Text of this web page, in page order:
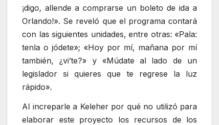
¡digo, allende a comprarse un boleto de ida a
Orlando!». Se reveló que el programa contará
con las siguientes unidades, entre otras: «Pala:
tenla o jódete»; «Hoy por mí, mañana por mí
también, ¿vi’te?» y «Múdate al lado de un
legislador si quieres que te regrese la luz
rápido».
Al increparle a Keleher por qué no utilizó para
elaborar este proyecto los recursos de los